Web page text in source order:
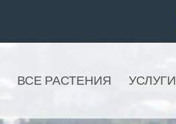
ВСЕ РАСТЕНИЯ УСЛУГИ